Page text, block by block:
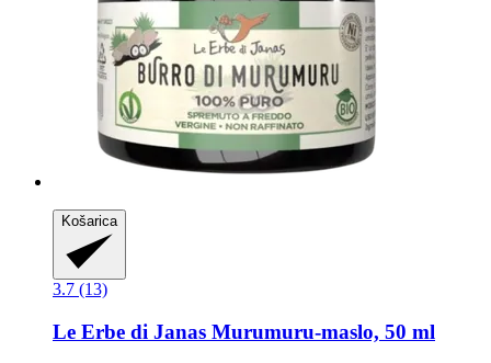
Košarica
3.7 (13)
Le Erbe di Janas Murumuru-​maslo, 50 ml